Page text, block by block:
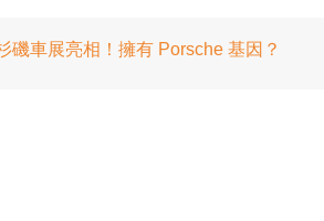
磯車展亮相！擁有 Porsche 基因？